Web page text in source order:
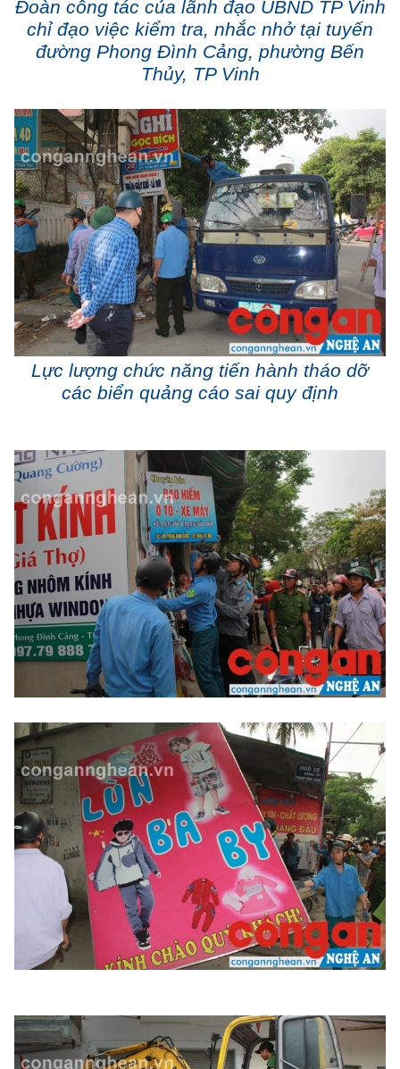
Đoàn công tác của lãnh đạo UBND TP Vinh
chỉ đạo việc kiểm tra, nhắc nhở tại tuyến
đường Phong Đình Cảng, phường Bến
Thủy, TP Vinh
Lực lượng chức năng tiến hành tháo dỡ
các biển quảng cáo sai quy định